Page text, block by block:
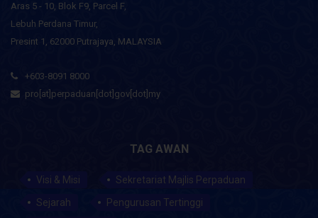
Aras 5 - 10, Blok F9, Parcel F,
Lebuh Perdana Timur,
Presint 1, 62000 Putrajaya, MALAYSIA
+603-8091 8000
pro[at]perpaduan[dot]gov[dot]my
TAG AWAN
Visi & Misi
Sekretariat Majlis Perpaduan
Sejarah
Pengurusan Tertinggi